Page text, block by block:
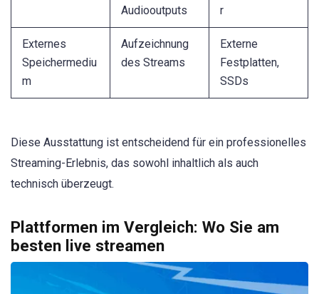
Audiooutputs
r
Externes
Speichermediu
m
Aufzeichnung
des Streams
Externe
Festplatten,
SSDs
Diese Ausstattung ist entscheidend für ein professionelles
Streaming-Erlebnis, das sowohl inhaltlich als auch
technisch überzeugt.
Plattformen im Vergleich: Wo Sie am
besten live streamen